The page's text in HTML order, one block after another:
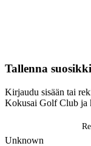
Tallenna
Kirjaudu sisään tai
Kokusai Golf Club ja
Unknown